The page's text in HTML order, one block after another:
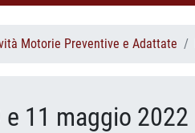
Motorie Preventive e Adattate
11 maggio 2022